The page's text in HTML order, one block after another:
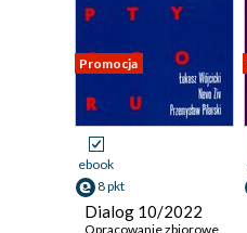
Promocja
ebook
8 pkt
Dialog 10/2022
Opracowanie zbiorowe